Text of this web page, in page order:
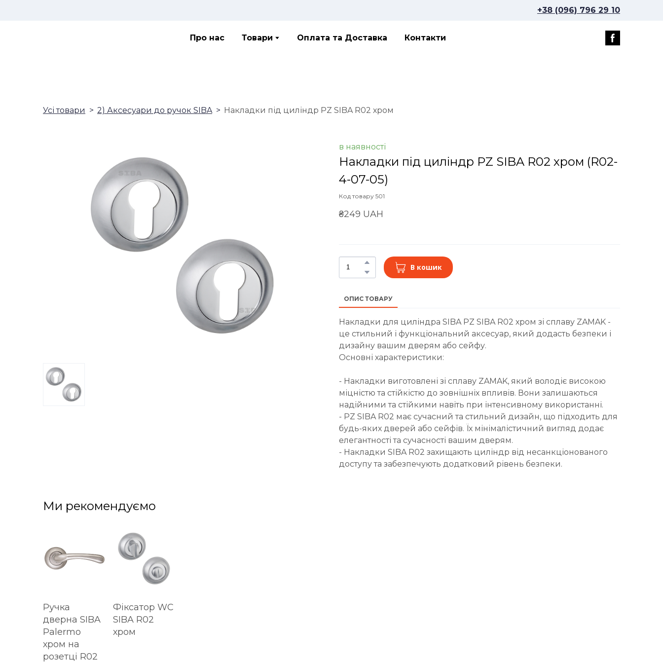
+38 (096) 796 29 10
Про нас Товари Оплата та Доставка Контакти
Усі товари 2) Аксесуари до ручок SIBA Накладки під циліндр PZ SIBA R02 хром
в наявності
Накладки під циліндр PZ SIBA R02 хром (R02-
4-07-05)
Код товару 501
₴249 UAH
В кошик
ОПИС ТОВАРУ
Накладки для циліндра SIBA PZ SIBA R02 хром зі сплаву ZAMAK -
це стильний і функціональний аксесуар, який додасть безпеки і
дизайну вашим дверям або сейфу.
Основні характеристики:
- Накладки виготовлені зі сплаву ZAMAK, який володіє високою
міцністю та стійкістю до зовнішніх впливів. Вони залишаються
надійними та стійкими навіть при інтенсивному використанні.
- PZ SIBA R02 має сучасний та стильний дизайн, що підходить для
будь-яких дверей або сейфів. Їх мінімалістичний вигляд додає
елегантності та сучасності вашим дверям.
- Накладки SIBA R02 захищають циліндр від несанкціонованого
доступу та забезпечують додатковий рівень безпеки.
Ми рекомендуємо
Ручка
дверна SIBA
Palermo
хром на
розетці R02
Фіксатор WC
SIBA R02
хром